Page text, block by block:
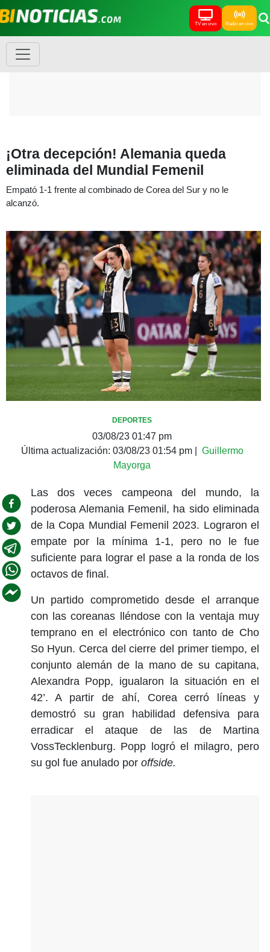
TV en vivo Radio en vivo
¡Otra decepción! Alemania queda
eliminada del Mundial Femenil
Empató 1-1 frente al combinado de Corea del Sur y no le
alcanzó.
DEPORTES
03/08/23 01:47 pm
Última actualización: 03/08/23 01:54 pm|
Guillermo
Mayorga
Las dos veces campeona del mundo, la
poderosa Alemania Femenil, ha sido eliminada
de la Copa Mundial Femenil 2023. Lograron el
empate por la mínima 1-1, pero no le fue
suficiente para lograr el pase a la ronda de los
octavos de final.
Un partido comprometido desde el arranque
con las coreanas lléndose con la ventaja muy
temprano en el electrónico con tanto de Cho
So Hyun. Cerca del cierre del primer tiempo, el
conjunto alemán de la mano de su capitana,
Alexandra Popp, igualaron la situación en el
42’. A partir de ahí, Corea cerró líneas y
demostró su gran habilidad defensiva para
erradicar el ataque de las de Martina
VossTecklenburg. Popp logró el milagro, pero
su gol fue anulado por offside.